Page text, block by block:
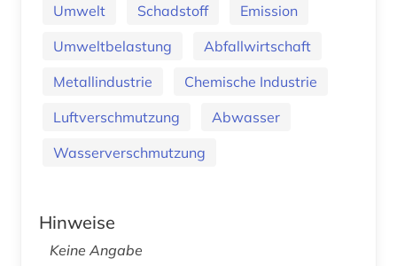
Umwelt Schadstoff
Emission
Umweltbelastung
Abfallwirtschaft
Metallindustrie
Chemische Industrie
Luftverschmutzung
Abwasser
Wasserverschmutzung
Hinweise
Keine Angabe